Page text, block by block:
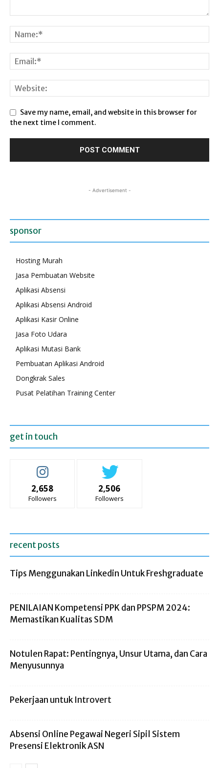
Save my name, email, and website in this browser for
the next time I comment.
- Advertisement -
sponsor
Hosting Murah
Jasa Pembuatan Website
Aplikasi Absensi
Aplikasi Absensi Android
Aplikasi Kasir Online
Jasa Foto Udara
Aplikasi Mutasi Bank
Pembuatan Aplikasi Android
Dongkrak Sales
Pusat Pelatihan Training Center
get in touch
2,658
Followers
2,506
Followers
recent posts
Tips Menggunakan Linkedin Untuk Freshgraduate
PENILAIAN Kompetensi PPK dan PPSPM 2024:
Memastikan Kualitas SDM
Notulen Rapat: Pentingnya, Unsur Utama, dan Cara
Menyusunnya
Pekerjaan untuk Introvert
Absensi Online Pegawai Negeri Sipil Sistem
Presensi Elektronik ASN